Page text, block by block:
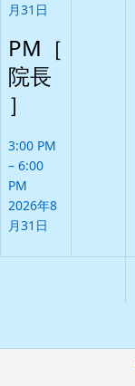
月31日
PM［
院長
］
3:00 PM
– 6:00
PM
2026年8
月31日